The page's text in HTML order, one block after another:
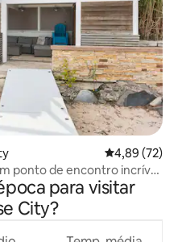
4,89 de uma
4,89 (72)
ponto de encontro incrível
para visitar
City?